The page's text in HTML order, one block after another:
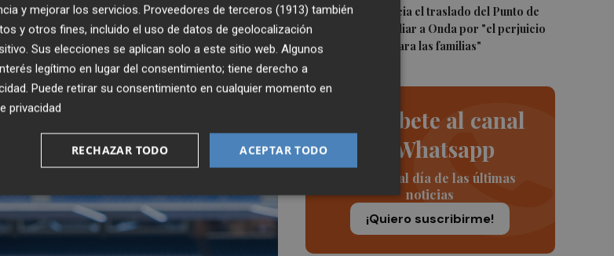
5Vila-real denuncia el traslado del Punto de
Encuentro Familiar a Onda por "el perjuicio
que supondrá para las familias"
Suscríbete al canal
de Whatsapp
Siempre al día de las últimas
noticias
¡Quiero suscribirme!
conjunto de ambas marcas, se ha
la firma en nuevas zonas del Bernabéu.
de Grandes Proyectos en Porcelanosa
y del valor de la arquitectura
Madrid para acoger el evento.
y mejorar los servicios. Proveedores de terceros (1913) también
y otros fines, incluido el uso de datos de geolocalización
Sus elecciones se aplican solo a este sitio web. Algunos
legítimo en lugar del consentimiento; tiene derecho a
. Puede retirar su consentimiento en cualquier momento en
privacidad
ACEPTAR TODO
RECHAZAR TODO